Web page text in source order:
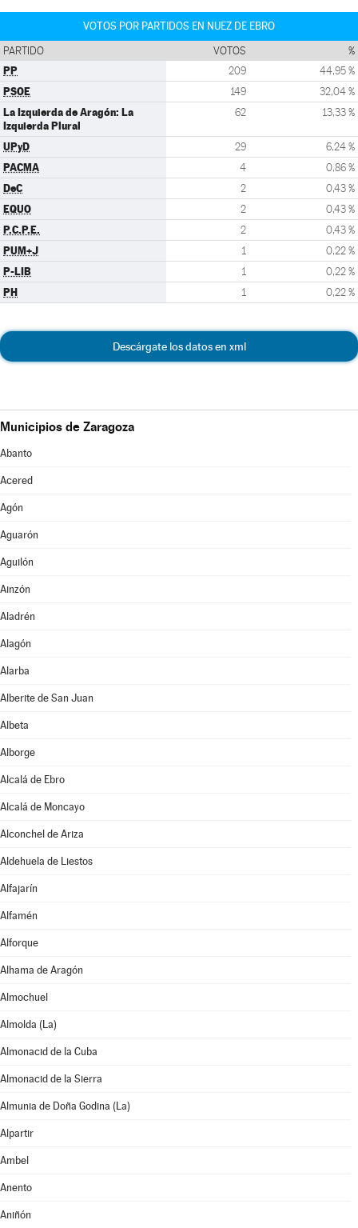
VOTOS POR PARTIDOS EN NUEZ DE EBRO
PARTIDO VOTOS %
PP 209 44,95 %
PSOE 149 32,04 %
La Izquierda de Aragón: La
Izquierda Plural
62 13,33 %
UPyD 29 6,24 %
PACMA 4 0,86 %
DeC 2 0,43 %
EQUO 2 0,43 %
P.C.P.E. 2 0,43 %
PUM+J 1 0,22 %
P-LIB 1 0,22 %
PH 1 0,22 %
Descárgate los datos en xml
Municipios de Zaragoza
Abanto
Acered
Agón
Aguarón
Aguilón
Ainzón
Aladrén
Alagón
Alarba
Alberite de San Juan
Albeta
Alborge
Alcalá de Ebro
Alcalá de Moncayo
Alconchel de Ariza
Aldehuela de Liestos
Alfajarín
Alfamén
Alforque
Alhama de Aragón
Almochuel
Almolda (La)
Almonacid de la Cuba
Almonacid de la Sierra
Almunia de Doña Godina (La)
Alpartir
Ambel
Anento
Aniñón